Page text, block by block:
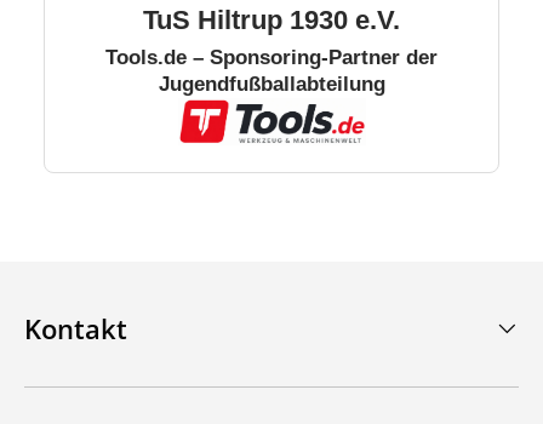
TuS Hiltrup 1930 e.V.
Tools.de – Sponsoring-Partner der
Jugendfußballabteilung
Kontakt